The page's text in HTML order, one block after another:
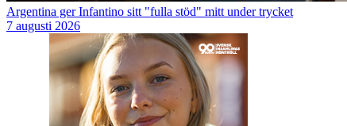
Argentina ger Infantino sitt "fulla stöd" mitt under trycket
7 augusti 2026